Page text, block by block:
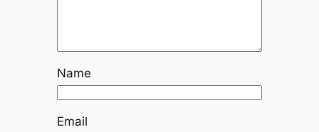
Name
Email